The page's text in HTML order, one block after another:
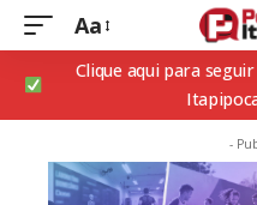
Aa
Clique aqui para
-